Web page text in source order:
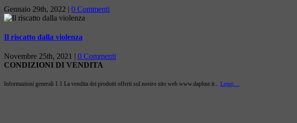
Gennaio 29th, 2022 | 0 Commenti
Il riscatto dalla violenza
Novembre 25th, 2021 | 0 Commenti
CONDIZIONI DI VENDITA
Informazioni generali 1.1 La vendita dei prodotti offerti sul nostro sito web www.daphne.it... Leggi ...